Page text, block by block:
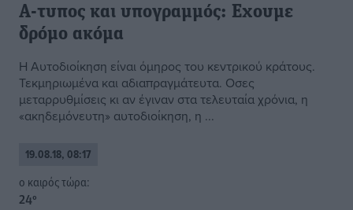
A-τυπος και υπογραμμός: Εχουμε
δρόμο ακόμα
H Αυτοδιοίκηση είναι όμηρος του κεντρικού κράτους.
Τεκμηριωμένα και αδιαπραγμάτευτα. Οσες
μεταρρυθμίσεις κι αν έγιναν στα τελευταία χρόνια, η
«ακηδεμόνευτη» αυτοδιοίκηση, η ...
19.08.18, 08:17
o καιρός τώρα:
24°